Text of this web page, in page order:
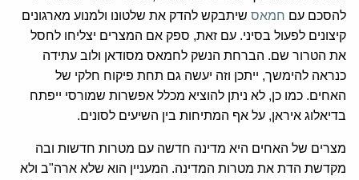
להסכם עם חמאס שיתבקש להדק את שלטונו ולמנוע מארגונים
קיצונים לפעול בסיני. עם זאת, ספק אם המצרים יצליחו לחסל
את הטרור שם. הברחת הנשק לחמאס מסודאן ולוב עתידה
כנראה להימשך, ייתכן וזה יעשה גם תחת פיקוח חלקי של
האחים. כמו כן, לא ניתן להוציא מכלל אפשרות שמורסי ייפתח
בדיאלוג איראן, על אף המתיחות בין השיעים לסונים.
מצרים של האחים היא מדינה חדשה עם מטרות חדשות ובה
מקדשת הדת את מטרות המדינה. המעניין הוא שלא ארה"ב ולא